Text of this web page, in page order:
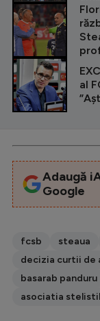
al
Adaugă
Google
fcsb steaua
decizia curtii de
basarab panduru
asociatia